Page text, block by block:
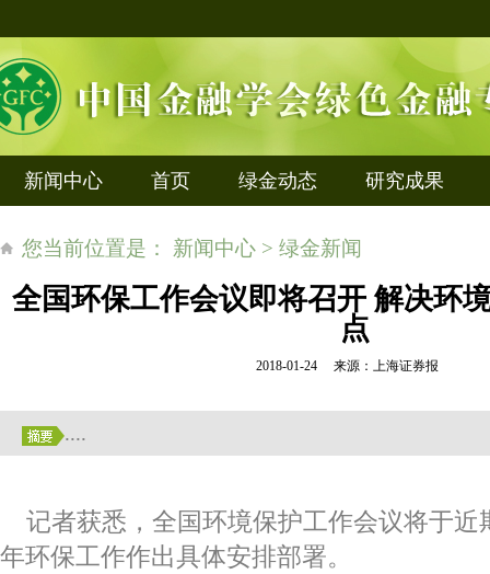
新闻中心 首页 绿金动态 研究成果
您当前位置是： 新闻中心 > 绿金新闻
全国环保工作会议即将召开 解决环
点
2018-01-24 来源：上海证券报
....
记者获悉，全国环境保护工作会议将于近
年环保工作作出具体安排部署。